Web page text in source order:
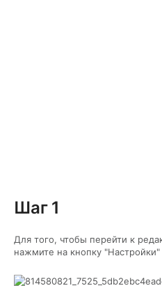
Шаг 1
Для того, чтобы перейти к
нажмите на кнопку